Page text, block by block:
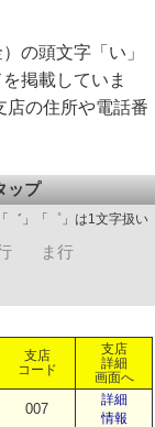
の頭文字「い」
掲載していま
店の住所や電話番
ップ
゛」「゜」は1文字扱い
ま行
支店
コード
支店
詳細
画面へ
007
詳細
情報